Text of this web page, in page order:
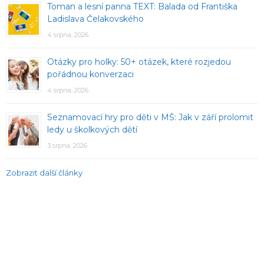
Toman a lesní panna TEXT: Balada od Františka
Ladislava Čelakovského
4 srpna, 2026
Otázky pro holky: 50+ otázek, které rozjedou
pořádnou konverzaci
4 srpna, 2026
Seznamovací hry pro děti v MŠ: Jak v září prolomit
ledy u školkových dětí
3 srpna, 2026
Zobrazit další články